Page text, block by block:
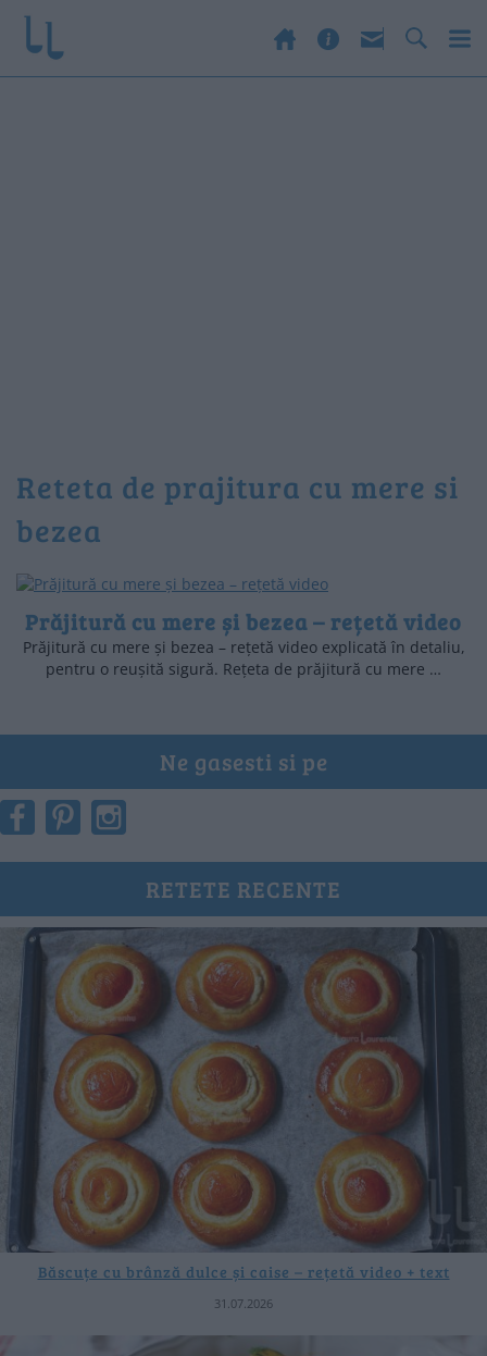
reteta de prajitura cu mere si
bezea
Prăjitură cu mere și bezea – rețetă video
Prăjitură cu mere și bezea – rețetă video explicată în detaliu,
pentru o reușită sigură. Rețeta de prăjitură cu mere …
Ne gasesti si pe
RETETE RECENTE
Băscuțe cu brânză dulce și caise – rețetă video + text
31.07.2026